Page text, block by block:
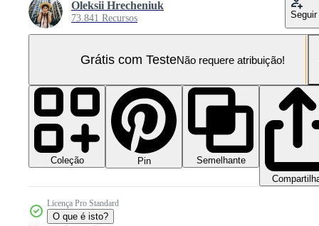
Oleksii Hrecheniuk
73.841 Recursos Seguir
Grátis com TesteNão requere atribuição!
Coleção Pin
Semelhante
Licença Pro Standard
O que é isto?